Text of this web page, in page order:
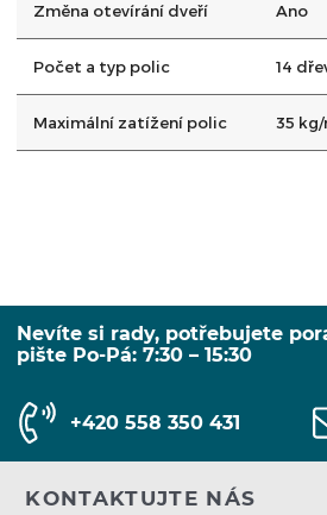
Změna otevírání dveří Ano
Počet a typ polic 14
Maximální zatížení polic 35 kg/
Nevíte si rady, potřebujete
pište Po-Pá: 7:30 – 15:30
+420 558 350 431
KONTAKTUJTE NÁS